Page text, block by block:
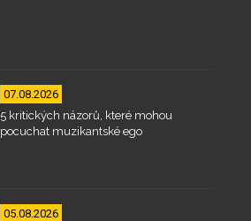
07.08.2026
5 kritických názorů, které mohou
pocuchat muzikantské ego
05.08.2026